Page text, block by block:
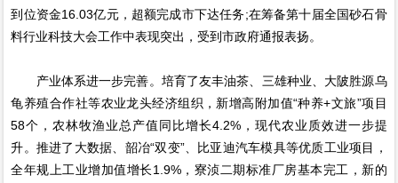
到位资金16.03亿元，超额完成市下达任务;在筹备第十届全国砂石骨
料行业科技大会工作中表现突出，受到市政府通报表扬。
产业体系进一步完善。培育了友丰油茶、三雄种业、大陂胜源乌
龟养殖合作社等农业龙头经济组织，新增高附加值“种养+文旅”项目
58个，农林牧渔业总产值同比增长4.2%，现代农业质效进一步提
升。推进了大数据、韶冶“双变”、比亚迪汽车模具等优质工业项目，
全年规上工业增加值增长1.9%，寮浈二期标准厂房基本完工，新的